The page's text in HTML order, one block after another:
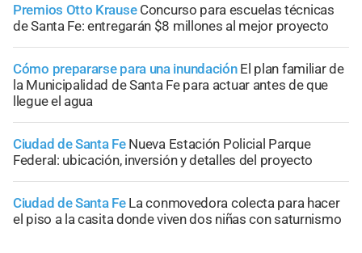
Premios Otto Krause Concurso para escuelas técnicas
de Santa Fe: entregarán $8 millones al mejor proyecto
Cómo prepararse para una inundación El plan familiar de
la Municipalidad de Santa Fe para actuar antes de que
llegue el agua
Ciudad de Santa Fe Nueva Estación Policial Parque
Federal: ubicación, inversión y detalles del proyecto
Ciudad de Santa Fe La conmovedora colecta para hacer
el piso a la casita donde viven dos niñas con saturnismo